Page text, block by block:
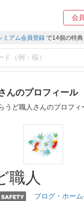
会
ミアム会員登録 で14個の特典
んのプロフィール
うど職人さんのプロフィ
職人
ブログ・ホー